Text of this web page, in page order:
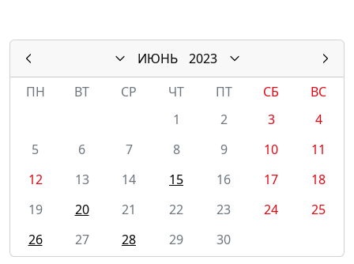
ИЮНЬ
2023
ПН
ВТ СР ЧТ ПТ СБ
ВС
1
2 3
4
5
6 7 8 9 10
11
12
13 14 15 16 17
18
19
20 21 22 23 24
25
26
27 28 29 30